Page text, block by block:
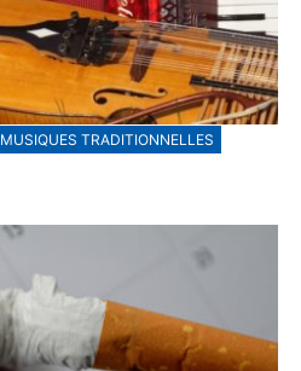
MUSIQUES TRADITIONNELLES